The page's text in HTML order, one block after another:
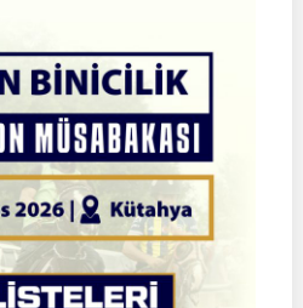
Türkiye
Şampiyonası
Yarı
Final
Müsabakaları
|
08-